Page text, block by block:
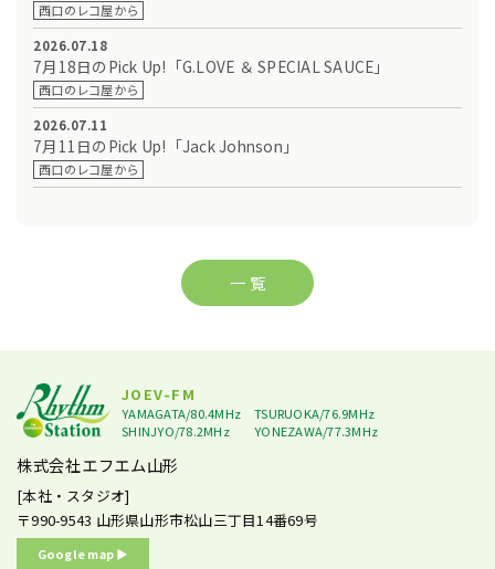
西口のレコ屋から
2026.07.18
7月18日のPick Up!「G.LOVE ＆ SPECIAL SAUCE」
西口のレコ屋から
2026.07.11
7月11日のPick Up!「Jack Johnson」
西口のレコ屋から
一 覧
JOEV-FM
YAMAGATA/80.4MHz
TSURUOKA/76.9MHz
SHINJYO/78.2MHz
YONEZAWA/77.3MHz
株式会社エフエム山形
[本社・スタジオ]
〒990-9543 山形県山形市松山三丁目14番69号
Google map ▶︎